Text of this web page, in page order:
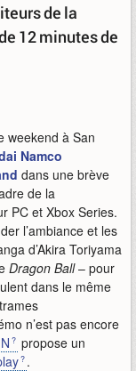
de la
12 minutes de
weekend à San
Namco
dans une brève
de la
PC et Xbox Series.
l’ambiance et les
d’Akira Toriyama
Dragon Ball– pour
dans le même
n’est pas encore
propose un
.